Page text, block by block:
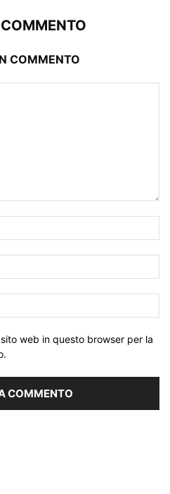
COMMENTO
web in questo browser per la